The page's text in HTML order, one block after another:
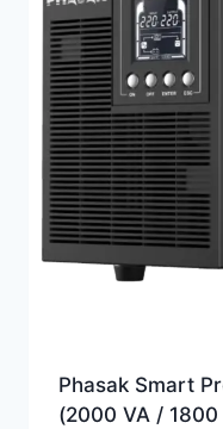
Phasak Smart
(2000 VA / 1800